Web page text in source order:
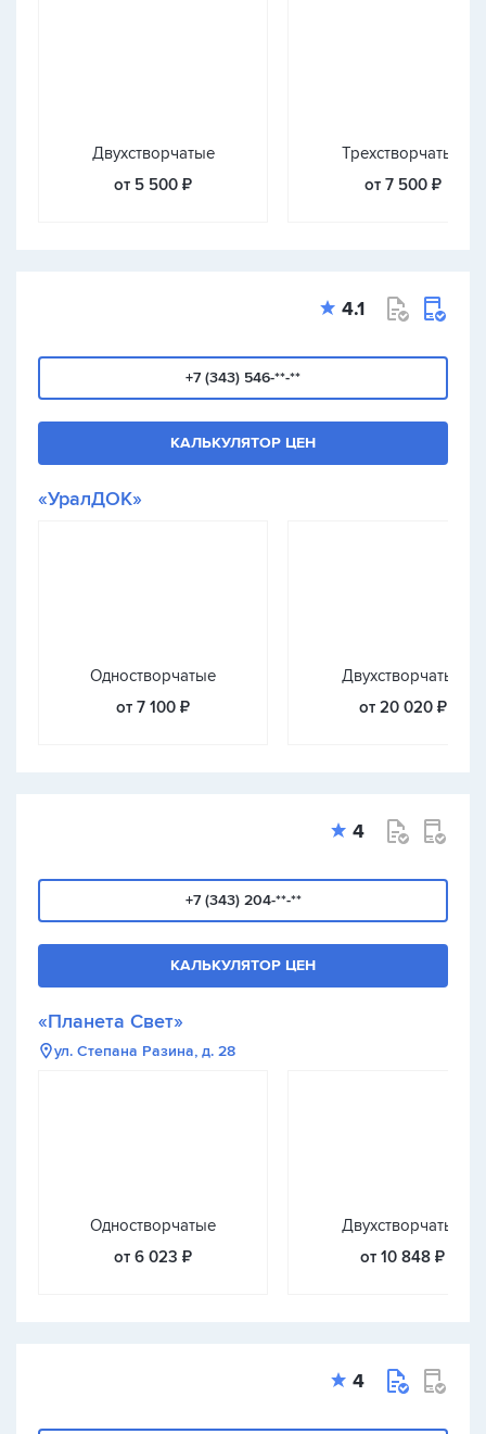
Двухстворчатые
от 5 500 ₽
Трехстворчатые
от 7 500 ₽
4.1
+7 (343) 546-**-**
КАЛЬКУЛЯТОР ЦЕН
«УралДОК»
Одностворчатые
от 7 100 ₽
Двухстворчатые
от 20 020 ₽
4
+7 (343) 204-**-**
КАЛЬКУЛЯТОР ЦЕН
«Планета Свет»
ул. Степана Разина, д. 28
Одностворчатые
от 6 023 ₽
Двухстворчатые
от 10 848 ₽
4